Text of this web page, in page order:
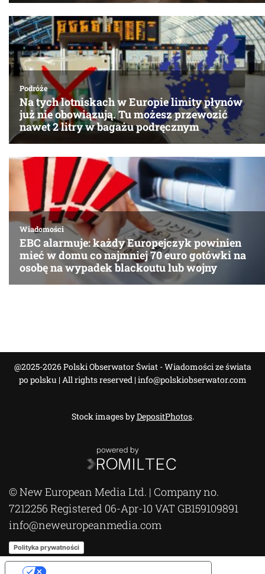
@2025-2026 Polski Obserwator Świat - Wiadomości ze świata
po polsku | All rights reserved | info@polskiobserwator.com
Stock images byDepositPhotos.
© New European Media Ltd. | Company no.
7212256 Registered 06-Apr-10 VAT GB159109891
info@neweuropeanmedia.com
Polityka prywatności